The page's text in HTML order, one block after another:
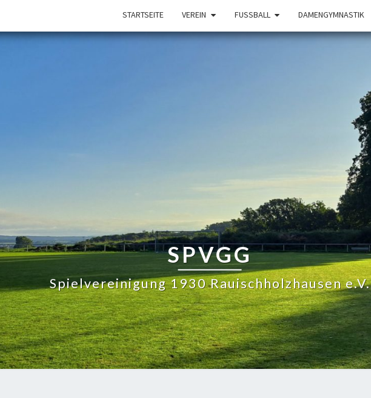
STARTSEITE VEREIN FUSSBALL DAMENGYMNASTIK
SPVGG
Spielvereinigung 1930 Rauischholzhausen e.V.